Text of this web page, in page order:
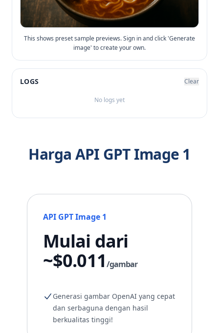
This shows preset sample previews. Sign in and click 'Generate
image' to create your own.
LOGS Clear
No logs yet
Harga API GPT Image 1
API GPT Image 1
Mulai dari
~$0.011 /gambar
Generasi gambar OpenAI yang cepat
dan serbaguna dengan hasil
berkualitas tinggi!